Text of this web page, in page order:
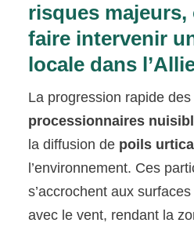
risques majeurs,
faire intervenir
locale dans
La progression rapide
processionnaires
la diffusion de poils
l’environnement. Ces
s’accrochent aux
avec le vent, rendant la